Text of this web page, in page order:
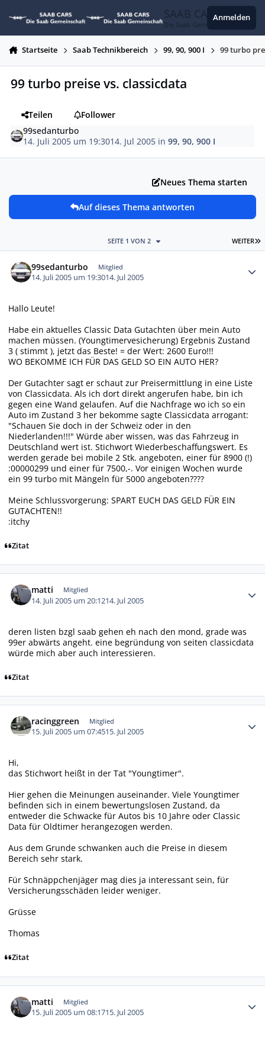
SAAB CARS
Die Saab Gemeinschaft
Anmelden
Startseite Saab Technikbereich 99, 90, 900 I 99 turbo
99 turbo preise vs. classicdata
Teilen
Follower
99sedanturbo
14. Juli 2005 um 19:3014. Jul 2005 in99, 90, 900 I
Neues Thema starten
Auf dieses Thema antworten
WEITER
SEITE 1 VON 2
99sedanturbo Mitglied
14. Juli 2005 um 19:3014. Jul 2005
Hallo Leute!
Habe ein aktuelles Classic Data Gutachten über mein Auto
machen müssen. (Youngtimervesicherung) Ergebnis Zustand
3 ( stimmt ), jetzt das Beste! = der Wert: 2600 Euro!!!
WO BEKOMME ICH FÜR DAS GELD SO EIN AUTO HER?
Der Gutachter sagt er schaut zur Preisermittlung in eine Liste
von Classicdata. Als ich dort direkt angerufen habe, bin ich
gegen eine Wand gelaufen. Auf die Nachfrage wo ich so ein
Auto im Zustand 3 her bekomme sagte Classicdata arrogant:
"Schauen Sie doch in der Schweiz oder in den
Niederlanden!!!" Würde aber wissen, was das Fahrzeug in
Deutschland wert ist. Stichwort Wiederbeschaffungswert. Es
werden gerade bei mobile 2 Stk. angeboten, einer für 8900 (!)
:00000299 und einer für 7500,-. Vor einigen Wochen wurde
ein 99 turbo mit Mängeln für 5000 angeboten????
Meine Schlussvorgerung: SPART EUCH DAS GELD FÜR EIN
GUTACHTEN!!
:itchy
Zitat
matti Mitglied
14. Juli 2005 um 20:1214. Jul 2005
deren listen bzgl saab gehen eh nach den mond, grade was
99er abwärts angeht. eine begründung von seiten classicdata
würde mich aber auch interessieren.
Zitat
racinggreen Mitglied
15. Juli 2005 um 07:4515. Jul 2005
Hi,
das Stichwort heißt in der Tat "Youngtimer".
Hier gehen die Meinungen auseinander. Viele Youngtimer
befinden sich in einem bewertungslosen Zustand, da
entweder die Schwacke für Autos bis 10 Jahre oder Classic
Data für Oldtimer herangezogen werden.
Aus dem Grunde schwanken auch die Preise in diesem
Bereich sehr stark.
Für Schnäppchenjäger mag dies ja interessant sein, für
Versicherungsschäden leider weniger.
Grüsse
Thomas
Zitat
matti Mitglied
15. Juli 2005 um 08:1715. Jul 2005